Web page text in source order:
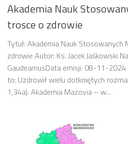
Akademia Nauk
trosce o zdrowie
Tytuł: Akademia Nauk
zdrowie Autor: Ks. Jacek Jaśkowski
GaudeamusData emisji: 08-11-2024
to: Uzdrowił wielu dotkniętych
1,34a). Akademia Mazovia – w...